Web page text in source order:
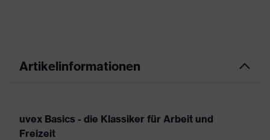
Artikelinformationen
uvex Basics - die Klassiker für Arbeit und
Freizeit